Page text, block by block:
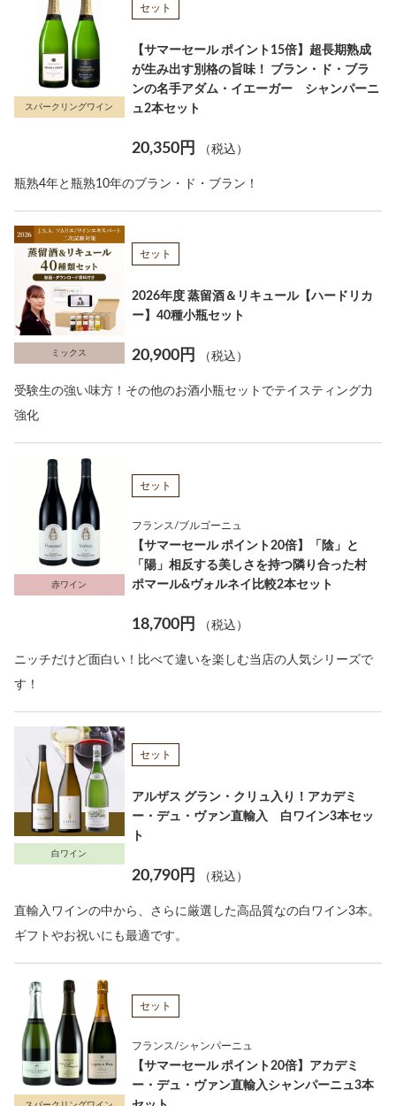
スパークリングワイン
セット
【サマーセール ポイント15倍】超長期熟成
が生み出す別格の旨味！ ブラン・ド・ブラ
ンの名手アダム・イエーガー シャンパーニ
ュ2本セット
20,350円 （税込）
瓶熟4年と瓶熟10年のブラン・ド・ブラン！
ミックス
セット
2026年度 蒸留酒＆リキュール【ハードリカ
ー】40種小瓶セット
20,900円 （税込）
受験生の強い味方！その他のお酒小瓶セットでテイスティング力
強化
赤ワイン
セット
フランス/ブルゴーニュ
【サマーセール ポイント20倍】「陰」と
「陽」相反する美しさを持つ隣り合った村
ポマール&ヴォルネイ比較2本セット
18,700円 （税込）
ニッチだけど面白い！比べて違いを楽しむ当店の人気シリーズで
す！
白ワイン
セット
アルザス グラン・クリュ入り！アカデミ
ー・デュ・ヴァン直輸入 白ワイン3本セッ
ト
20,790円 （税込）
直輸入ワインの中から、さらに厳選した高品質なの白ワイン3本。
ギフトやお祝いにも最適です。
セット
フランス/シャンパーニュ
【サマーセール ポイント20倍】アカデミ
ー・デュ・ヴァン直輸入シャンパーニュ3本